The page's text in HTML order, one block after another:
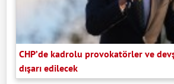
CHP’de kadrolu provokatörler ve
dışarı edilecek